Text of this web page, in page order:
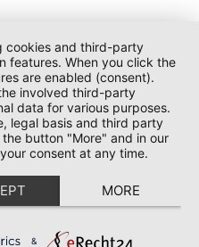
cookies and third-party
features. When you click the
are enabled (consent).
involved third-party
data for various purposes.
legal basis and third party
button "More" and in our
consent at any time.
MORE
&